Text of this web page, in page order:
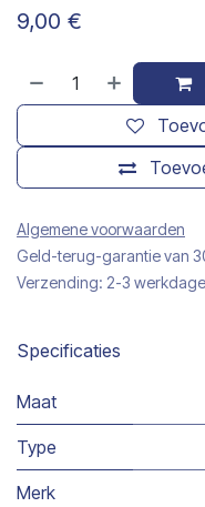
9,00 €
Algemene voorwaarden
Geld-terug-garantie van
Verzending: 2-3
Specificaties
Maat
Type
Merk